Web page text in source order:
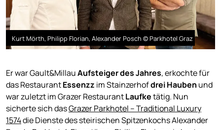
Kurt Mörth, Philipp Florian, Alexander Posch © Parkhotel Graz
Er war Gault&MillauAufsteiger des Jahres, erkochte für
das RestaurantEssenzz im Stainzerhofdrei Hauben und
war zuletzt im Grazer RestaurantLaufketätig. Nun
sicherte sich dasGrazer Parkhotel – Traditional Luxury
1574die Dienste des steirischen Spitzenkochs Alexander